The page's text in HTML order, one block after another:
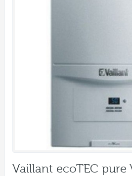
Vaillant ecoTEC pure